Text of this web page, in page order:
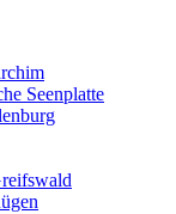
Seenplatte